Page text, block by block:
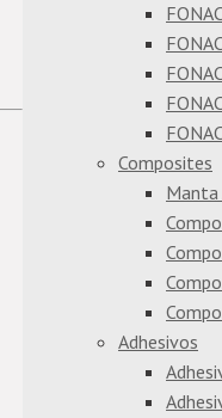
Composites
Manta
Adhesivos